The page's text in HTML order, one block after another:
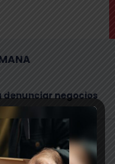
negocios
de daños viales y
pavimentación